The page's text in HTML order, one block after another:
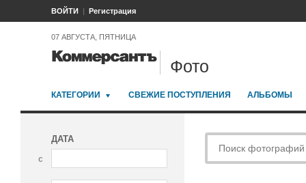
ВОЙТИ Регистрация
07 АВГУСТА, ПЯТНИЦА
Фото
КАТЕГОРИИ СВЕЖИЕ ПОСТУПЛЕНИЯ АЛЬБОМЫ
ДАТА
с